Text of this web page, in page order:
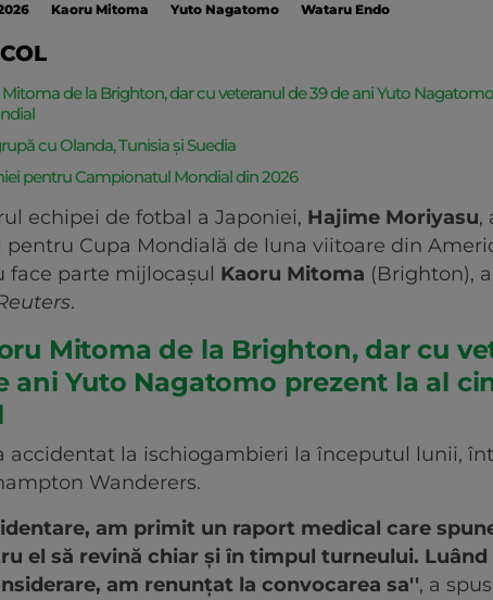
Kaoru Mitoma Yuto Nagatomo Wataru Endo
de la Brighton, dar cu veteranul de 39 de ani Yuto
cu Olanda, Tunisia și Suedia
pentru Campionatul Mondial din 2026
echipei de fotbal a Japoniei, Hajime Moriyasu,
pentru Cupa Mondială de luna viitoare din
face parte mijlocaşul Kaoru Mitoma (Brighton),
.
Mitoma de la Brighton, dar cu
ani Yuto Nagatomo prezent la al
accidentat la ischiogambieri la începutul lunii,
Wanderers.
am primit un raport medical care
el să revină chiar şi în timpul turneului. Luând
am renunţat la convocarea sa'', a spus